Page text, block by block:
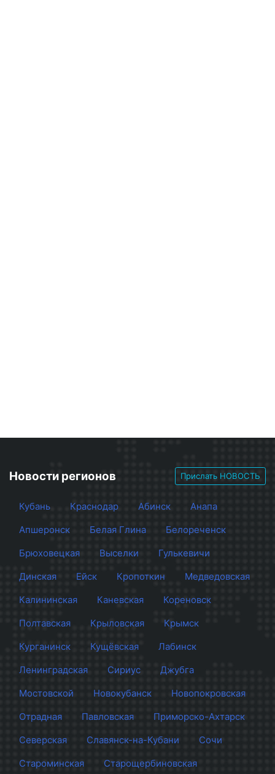
Новости регионов Прислать НОВОСТЬ
Кубань Краснодар Абинск
Анапа
Апшеронск
Белая Глина
Белореченск
Брюховецкая
Выселки
Гулькевичи
Динская
Ейск Кропоткин
Медведовская
Калининская
Каневская
Кореновск
Полтавская
Крыловская
Крымск
Курганинск
Кущёвская
Лабинск
Ленинградская
Сириус
Джубга
Мостовской
Новокубанск
Новопокровская
Отрадная
Павловская
Приморско-Ахтарск
Северская
Славянск-на-Кубани
Сочи
Староминская
Старощербиновская